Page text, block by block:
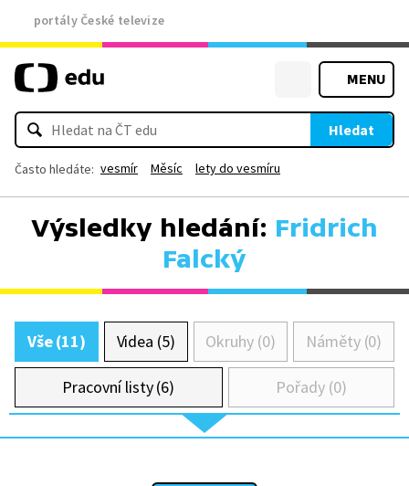
portály České televize
MENU
Hledat
Často hledáte: vesmír Měsíc lety do vesmíru
Výsledky hledání: Fridrich
Falcký
Vše (11) Videa (5) Okruhy (0) Náměty (0)
Pracovní listy (6) Pořady (0)